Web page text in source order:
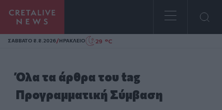
Homepage
ΣAΒΒΑΤΟ 8.8.2026/ΗΡΑΚΛΕΙΟ 29 °C
Όλα τα άρθρα του tag
Προγραμματική Σύμβαση